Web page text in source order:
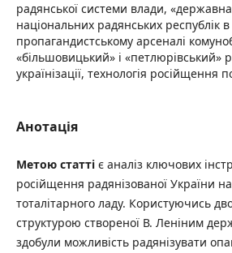
радянської системи влади,
національних радянських республік в
пропагандистському арсеналі
«більшовицький» і «петлюрівський»
українізації, технологія російщення
Анотація
Метою статтіє аналіз ключових
російщення радянізованої України
тоталітарного ладу. Користуючись
структурою створеної В. Леніним
здобули можливість радянізувати